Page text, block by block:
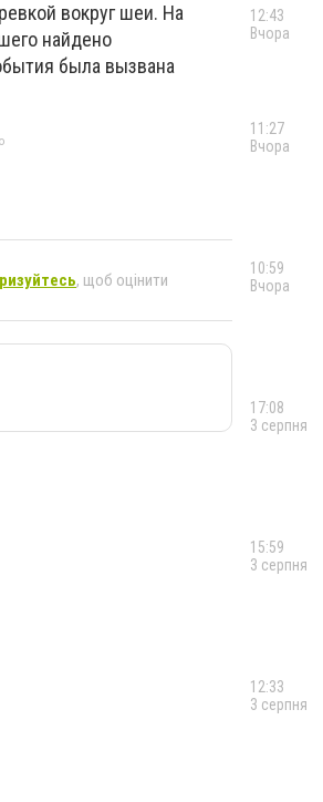
вокруг шеи. На
найдено
была вызвана
, щоб оцінити
12:43
Вчора
11:27
Вчора
10:59
Вчора
17:08
3 серпня
15:59
3 серпня
12:33
3 серпня